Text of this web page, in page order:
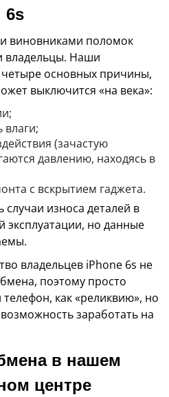
6s
виновниками поломок
владельцы. Наши
основных причины,
выключится «на века»:
влаги;
(зачастую
давлению, находясь в
с вскрытием гаджета.
износа деталей в
эксплуатации, но данные
владельцев iPhone 6s не
поэтому просто
как «реликвию», но
заработать на
в нашем
центре